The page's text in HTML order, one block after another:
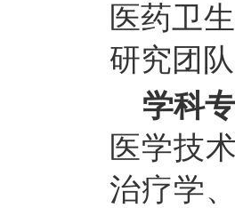
医药卫
研究团
学科
医学技
治疗学